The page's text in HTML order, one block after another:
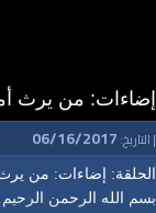
إضاءات: من يرث
| التاريخ: 06/16/2017
الحلقة: إضاءات: من يرث
بسم الله الرحمن الرحيم.